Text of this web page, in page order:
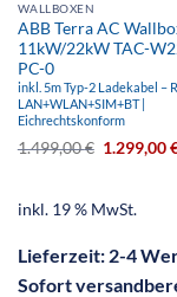
WALLBOXEN
ABB Terra AC
11kW/22kW TAC-
PC-0
inkl. 5m Typ-2 Ladekabel –
LAN+WLAN+SIM+BT |
Eichrechtskonform
1.499,00€ 1.299,00
inkl. 19 % MwSt.
Lieferzeit: 2-4
Sofort